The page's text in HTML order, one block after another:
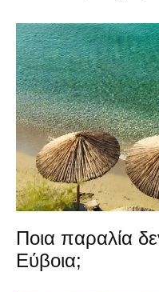
Ποια παραλία
Εύβοια;